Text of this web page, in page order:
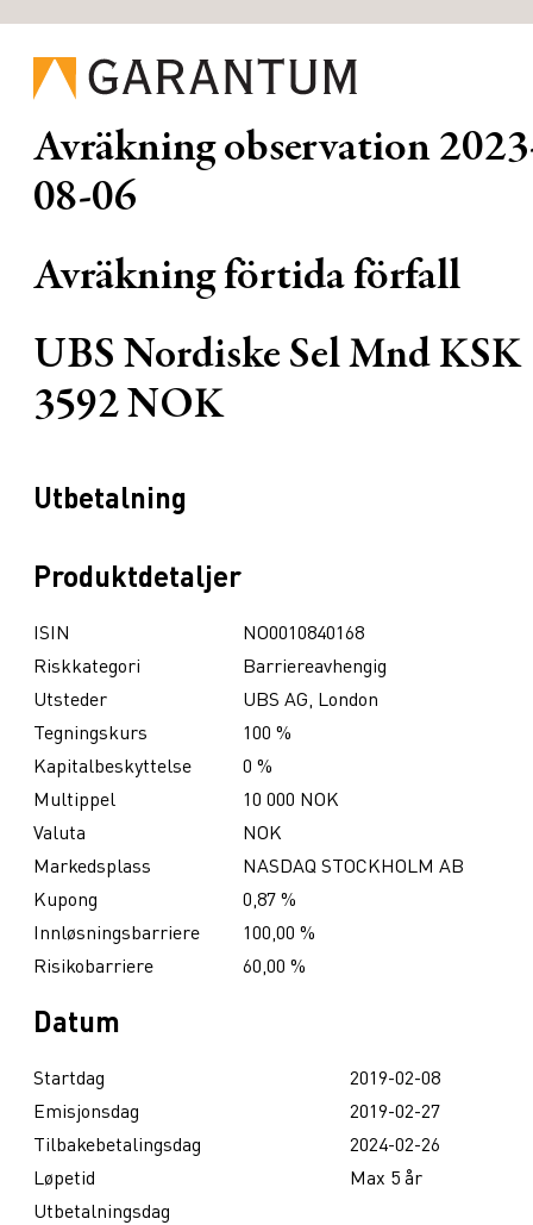
Avräkning observation
08-06
Avräkning förtida förfall
UBS Nordiske Sel Mnd KSK
3592 NOK
Utbetalning
Produktdetaljer
ISIN
NO0010840168
Riskkategori
Barriereavhengig
Utsteder
UBS AG, London
Tegningskurs
100 %
Kapitalbeskyttelse
0 %
Multippel
10 000 NOK
Valuta
NOK
Markedsplass
NASDAQ STOCKHOLM AB
Kupong
0,87 %
Innløsningsbarriere
100,00 %
Risikobarriere
60,00 %
Datum
Startdag
2019-02-08
Emisjonsdag
2019-02-27
Tilbakebetalingsdag
2024-02-26
Løpetid
Max 5 år
Utbetalningsdag